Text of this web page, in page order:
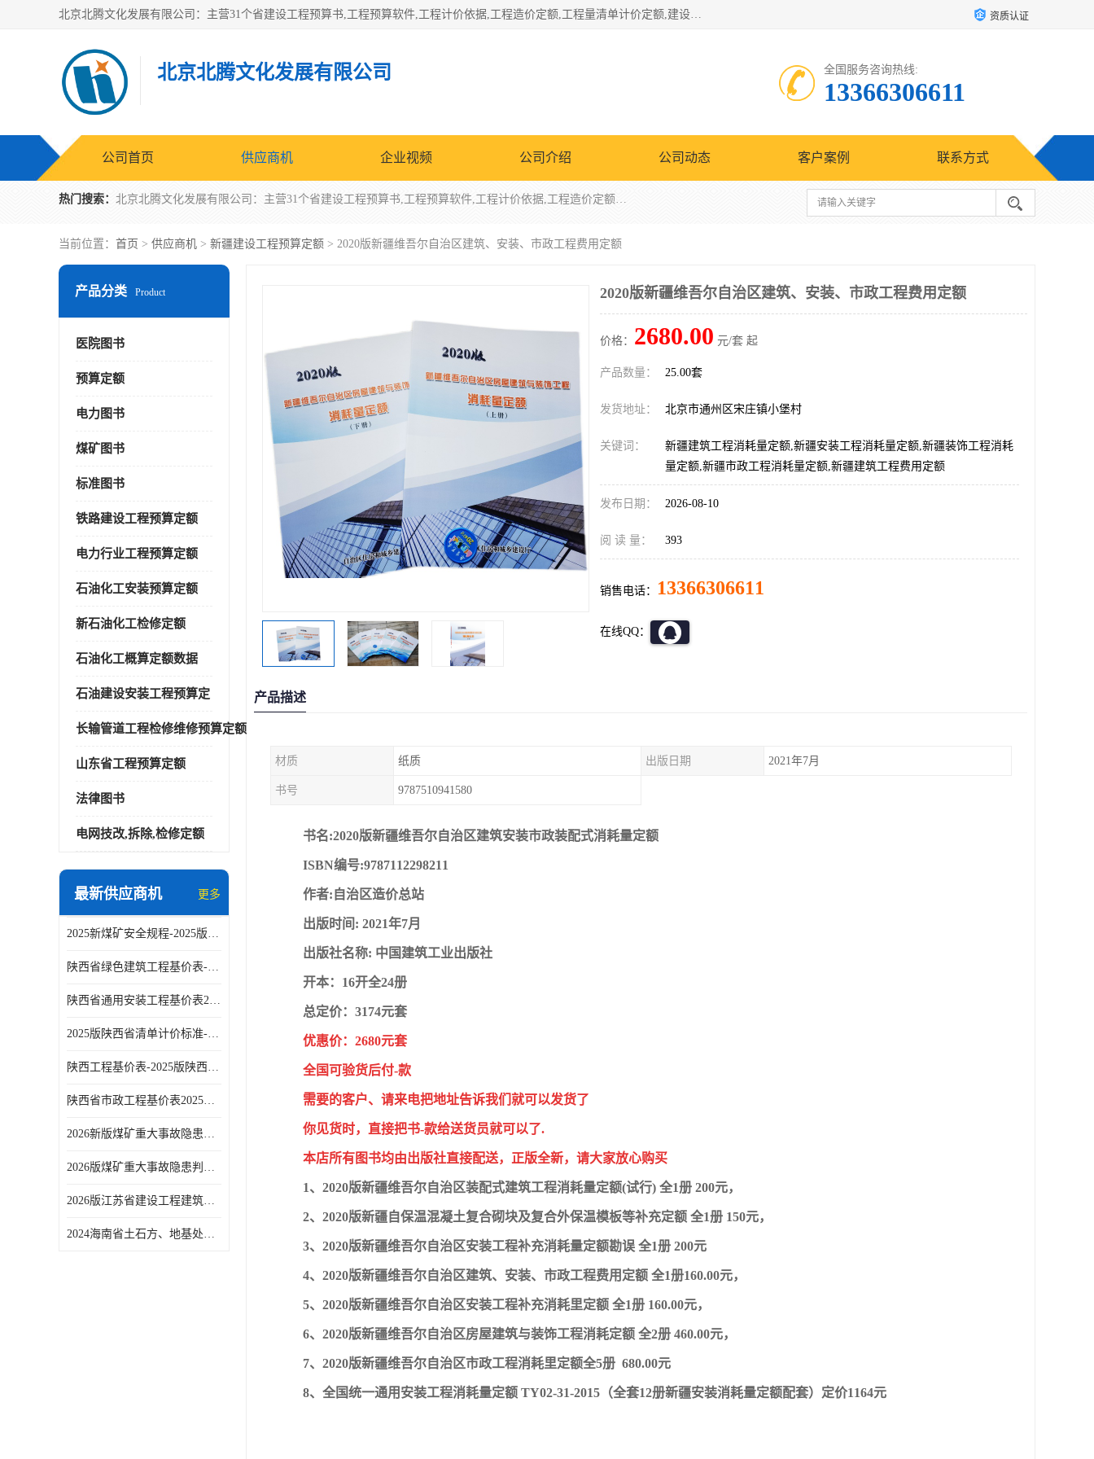
北京北腾文化发展有限公司：主营31个省建设工程预算书,工程预算软件,工程计价依据,工程造价定额,工程量清单计价定额,建设工程量消耗量定额,各行业工程预算定额,铁路定额,电力定额,矿山定额,*,黄金定额,钢铁企业检修定额,中石化安装检修定额,煤矿图书,医院书籍等.诚信的经营，在发展的同时公司不忘不断总结不断优化为客户的服务，和一如既往的热情赢得了新老客户的极高评价及青睐。 资质认证
北京北腾文化发展有限公司 全国服务咨询热线:
13366306611
公司首页 供应商机 企业视频 公司介绍 公司动态 客户案例 联系方式
热门搜索： 北京北腾文化发展有限公司：主营31个省建设工程预算书,工程预算软件,工程计价依据,工程造价定额,工程量清单计价定额,建设工程量消耗量定额,各行业工程预算定额,铁路定额,电力定额,矿山定额,*,黄金定额,钢铁企业检修定额,中石化安装检修定额,煤矿图书,医院书籍等.诚信的经营，在发展的同时公司不忘不断总结不断优化为客户的服务，和一如既往的热情赢得了新老客户的极高评价及青睐。
当前位置： 首页 > 供应商机 > 新疆建设工程预算定额 > 2020版新疆维吾尔自治区建筑、安装、市政工程费用定额
产品分类 Product
医院图书
预算定额
电力图书
煤矿图书
标准图书
铁路建设工程预算定额
电力行业工程预算定额
石油化工安装预算定额
新石油化工检修定额
石油化工概算定额数据
石油建设安装工程预算定
长输管道工程检修维修预算定额
山东省工程预算定额
法律图书
电网技改,拆除,检修定额
最新供应商机 更多
2025新煤矿安全规程-2025版煤矿安全规程执行说明-煤矿安全规程
陕西省绿色建筑工程基价表-2025版陕西省绿色建筑工程消耗量定额-陕西建设工程量清单计价标准
陕西省通用安装工程基价表2025版-陕西建筑安装工程消耗量定额-陕西安装工程工程量计算标准
2025版陕西省清单计价标准-陕西建设工程消耗量定额及基价表全43本
陕西工程基价表-2025版陕西省城市地下综合管廊工程消耗量定额-陕西工程量清单计价标准
陕西省市政工程基价表2025版-陕西省市政工程消耗量定额-2025陕西市政工程预算定额
2026新版煤矿重大事故隐患判定标准专家解读-地质出版社
2026版煤矿重大事故隐患判定标准（含新旧条文对照）-应急管理出版社
2026版江苏省建设工程建筑装饰安装市政消耗量台班费用工期定额全26册
2024海南省土石方、地基处理及边坡支护、桩基工程综合定额
2020版新疆维吾尔自治区建筑、安装、市政工程费用定额
价格： 2680.00 元/套 起
产品数量： 25.00套
发货地址： 北京市通州区宋庄镇小堡村
关键词：
新疆建筑工程消耗量定额,新疆安装工程消耗量定额,新疆装饰工程消耗
量定额,新疆市政工程消耗量定额,新疆建筑工程费用定额
发布日期： 2026-08-10
阅 读 量： 393
销售电话： 13366306611
在线QQ：
产品描述
材质 纸质 出版日期 2021年7月
书号 9787510941580
书名:2020版新疆维吾尔自治区建筑安装市政装配式消耗量定额
ISBN编号:9787112298211
作者:自治区造价总站
出版时间: 2021年7月
出版社名称: 中国建筑工业出版社
开本：16开全24册
总定价：3174元套
优惠价：2680元套
全国可验货后付-款
需要的客户、请来电把地址告诉我们就可以发货了
你见货时，直接把书-款给送货员就可以了.
本店所有图书均由出版社直接配送，正版全新，请大家放心购买
1、2020版新疆维吾尔自治区装配式建筑工程消耗量定额(试行) 全1册 200元，
2、2020版新疆自保温混凝土复合砌块及复合外保温模板等补充定额 全1册 150元，
3、2020版新疆维吾尔自治区安装工程补充消耗量定额勘误 全1册 200元
4、2020版新疆维吾尔自治区建筑、安装、市政工程费用定额 全1册160.00元，
5、2020版新疆维吾尔自治区安装工程补充消耗里定额 全1册 160.00元，
6、2020版新疆维吾尔自治区房屋建筑与装饰工程消耗定额 全2册 460.00元，
7、2020版新疆维吾尔自治区市政工程消耗里定额全5册 680.00元
8、全国统一通用安装工程消耗量定额 TY02-31-2015（全套12册新疆安装消耗量定额配套）定价1164元